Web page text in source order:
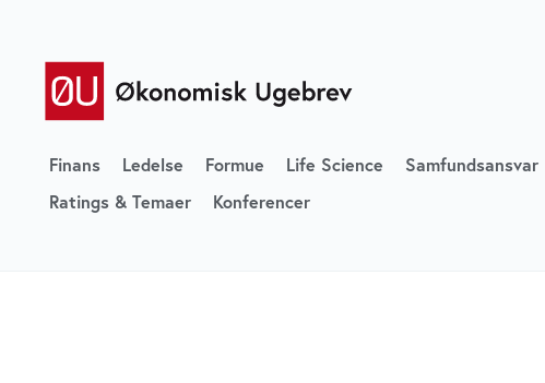
Finans Ledelse Formue Life Science Samfundsansvar
Ratings & Temaer
Konferencer